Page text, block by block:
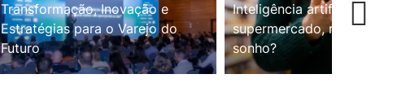
Transformação, Inovação e
Estratégias para o Varejo do
Futuro
Inteligência artificial no
supermercado, realidade ou
sonho?